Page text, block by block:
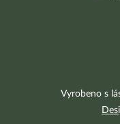
Vyrobeno s